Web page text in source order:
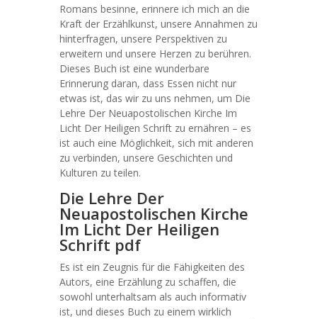
Romans besinne, erinnere ich mich an die
Kraft der Erzählkunst, unsere Annahmen zu
hinterfragen, unsere Perspektiven zu
erweitern und unsere Herzen zu berühren.
Dieses Buch ist eine wunderbare
Erinnerung daran, dass Essen nicht nur
etwas ist, das wir zu uns nehmen, um Die
Lehre Der Neuapostolischen Kirche Im
Licht Der Heiligen Schrift zu ernähren – es
ist auch eine Möglichkeit, sich mit anderen
zu verbinden, unsere Geschichten und
Kulturen zu teilen.
Die Lehre Der
Neuapostolischen Kirche
Im Licht Der Heiligen
Schrift pdf
Es ist ein Zeugnis für die Fähigkeiten des
Autors, eine Erzählung zu schaffen, die
sowohl unterhaltsam als auch informativ
ist, und dieses Buch zu einem wirklich